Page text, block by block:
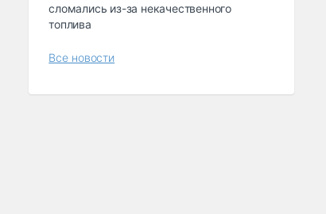
сломались из-за некачественного
топлива
Все новости